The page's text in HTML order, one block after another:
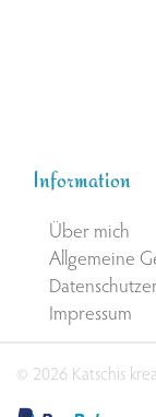
Information
Über mich
Allgemeine
Impressum
© 2026 Katschis